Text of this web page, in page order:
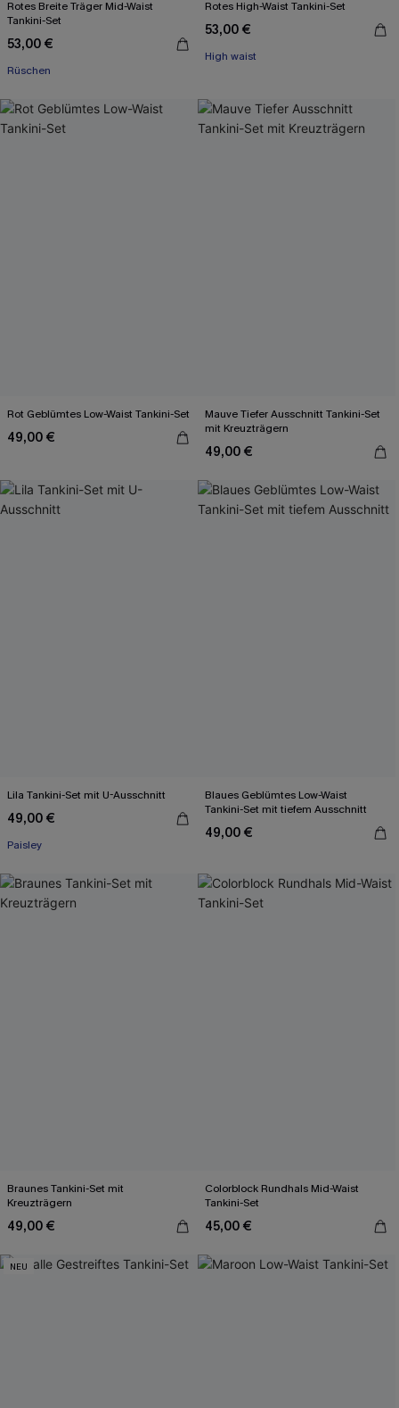
Rotes Breite Träger Mid-Waist
Tankini-Set
53,00 €
Rüschen
Rotes High-Waist Tankini-Set
53,00 €
High waist
Rot Geblümtes Low-Waist Tankini-Set
49,00 €
Mauve Tiefer Ausschnitt Tankini-Set
mit Kreuzträgern
49,00 €
Lila Tankini-Set mit U-Ausschnitt
49,00 €
Paisley
Blaues Geblümtes Low-Waist
Tankini-Set mit tiefem Ausschnitt
49,00 €
Braunes Tankini-Set mit
Kreuzträgern
49,00 €
Colorblock Rundhals Mid-Waist
Tankini-Set
45,00 €
NEU